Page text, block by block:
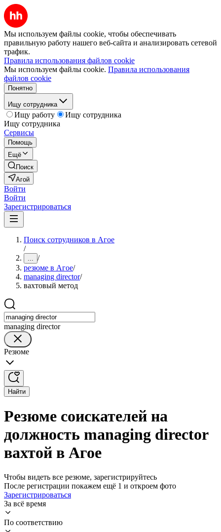
Мы используем файлы cookie, чтобы обеспечивать
правильную работу нашего веб-сайта и анализировать сетевой
трафик.
Правила использования файлов cookie
Мы используем файлы cookie. Правила использования
файлов cookie
Понятно
Ищу сотрудника
Ищу работу
Ищу сотрудника
Ищу сотрудника
Сервисы
Помощь
Ещё
Поиск
Агой
Войти
Войти
Зарегистрироваться
Поиск сотрудников в Агое
/
... /
резюме в Агое/
managing director/
вахтовый метод
managing director
Резюме
Найти
Резюме соискателей на
должность managing director
вахтой в Агое
Чтобы видеть все резюме, зарегистрируйтесь
После регистрации покажем ещё 1 и откроем фото
Зарегистрироваться
За всё время
По соответствию